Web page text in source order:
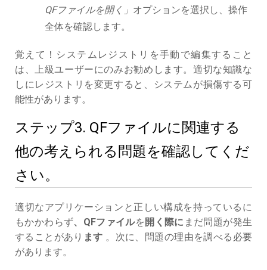
QFファイルを開く」 オプションを選択し、操作
全体を確認します。
覚えて！システムレジストリを手動で編集すること
は、上級ユーザーにのみお勧めします。適切な知識な
しにレジストリを変更すると、システムが損傷する可
能性があります。
ステップ3. QFファイルに関連する
他の考えられる問題を確認してくだ
さい。
適切なアプリケーションと正しい構成を持っているに
もかかわらず、QFファイルを 開く際に まだ問題が発生
することがあり ます 。次に、問題の理由を調べる必要
があります。